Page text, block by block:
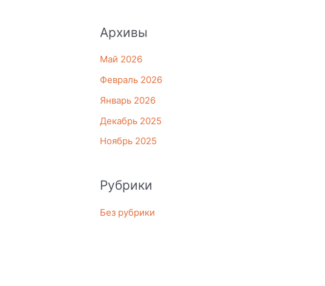
Архивы
Май 2026
Февраль 2026
Январь 2026
Декабрь 2025
Ноябрь 2025
Рубрики
Без рубрики